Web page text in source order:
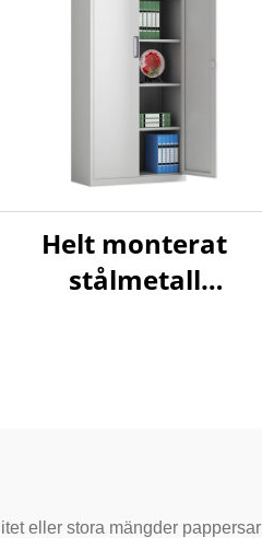
Helt monterat
stålmetall
eller stora mängder